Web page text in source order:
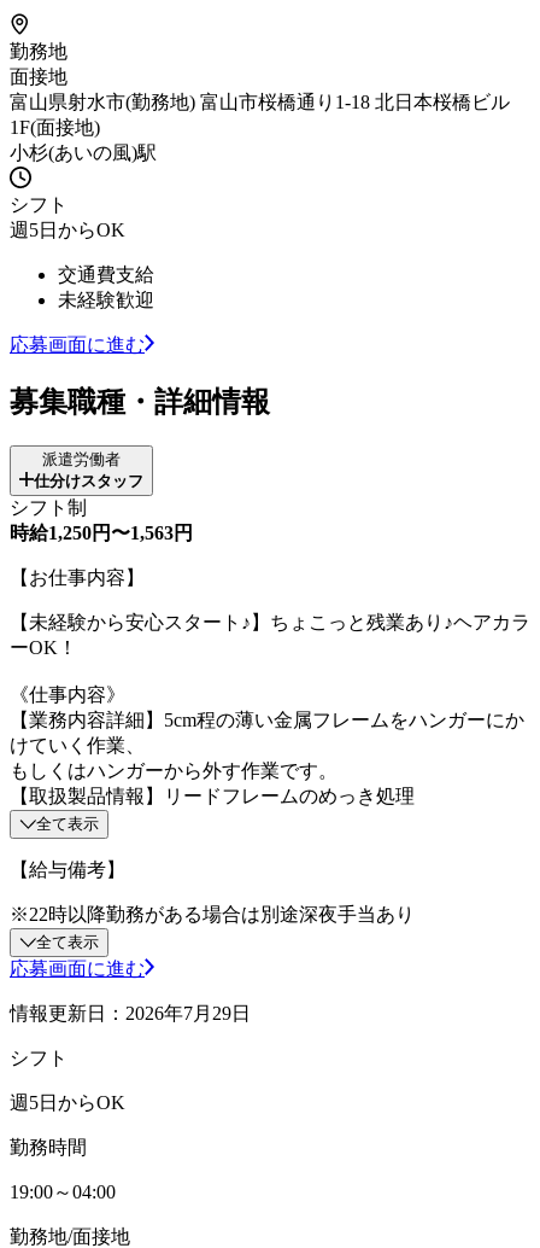
勤務地
面接地
富山県射水市(勤務地) 富山市桜橋通り1-18 北日本桜橋ビル
1F(面接地)
小杉(あいの風)駅
シフト
週5日からOK
交通費支給
未経験歓迎
応募画面に進む
募集職種・詳細情報
派遣労働者
仕分けスタッフ
シフト制
時給1,250円〜1,563円
【お仕事内容】
【未経験から安心スタート♪】ちょこっと残業あり♪ヘアカラ
ーOK！
《仕事内容》
【業務内容詳細】5cm程の薄い金属フレームをハンガーにか
けていく作業、
もしくはハンガーから外す作業です。
【取扱製品情報】リードフレームのめっき処理
全て表示
【給与備考】
※22時以降勤務がある場合は別途深夜手当あり
全て表示
応募画面に進む
情報更新日：2026年7月29日
シフト
週5日からOK
勤務時間
19:00～04:00
勤務地/面接地